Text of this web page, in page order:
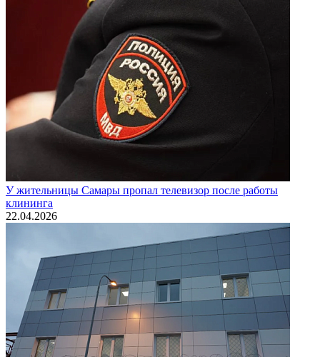
У жительницы Самары пропал телевизор после работы
клининга
22.04.2026